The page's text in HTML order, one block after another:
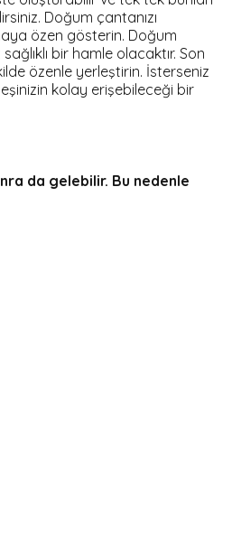
Doğum çantanızı
özen gösterin. Doğum
bir hamle olacaktır. Son
özenle yerleştirin. İsterseniz
kolay erişebileceği bir
da gelebilir. Bu nedenle